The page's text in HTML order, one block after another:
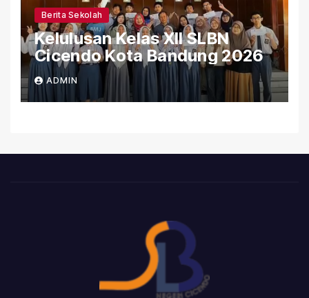
Berita Sekolah
Kelulusan Kelas XII SLBN
Cicendo Kota Bandung 2026
ADMIN